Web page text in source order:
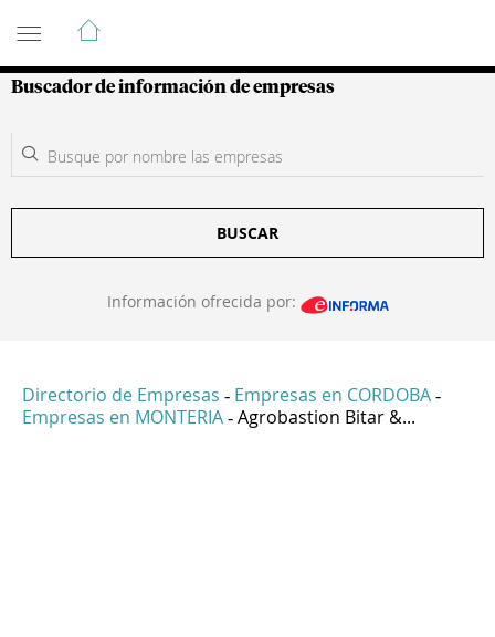
Guía de Empresas Colombianas
Buscador de información de empresas
BUSCAR
Información ofrecida por:
Directorio de Empresas - Empresas en CORDOBA -
Empresas en MONTERIA - Agrobastion Bitar &...